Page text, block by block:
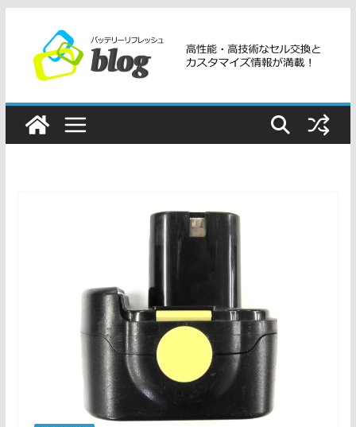
ツ